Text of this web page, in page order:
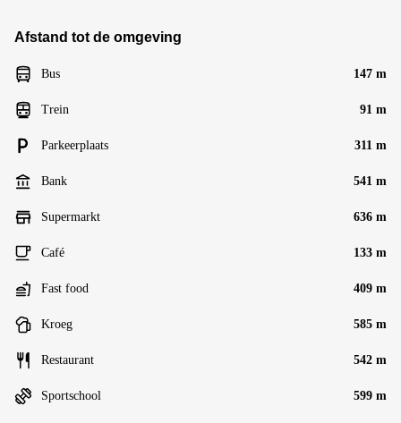
Afstand tot de omgeving
Bus 147 m
Trein 91 m
Parkeerplaats 311 m
Bank 541 m
Supermarkt 636 m
Café 133 m
Fast food 409 m
Kroeg 585 m
Restaurant 542 m
Sportschool 599 m